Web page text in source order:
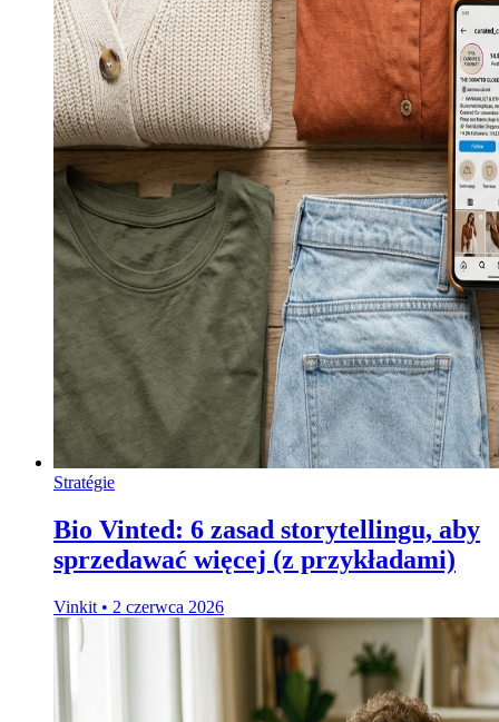
Stratégie
Bio Vinted: 6 zasad storytellingu, aby
sprzedawać więcej (z przykładami)
Vinkit • 2 czerwca 2026